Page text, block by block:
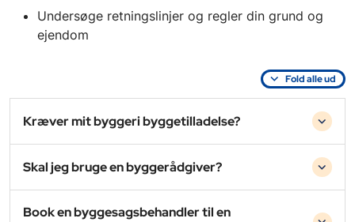
Undersøge retningslinjer og regler din grund og
ejendom
Fold alle ud
Kræver mit byggeri byggetilladelse?
Skal jeg bruge en byggerådgiver?
Book en byggesagsbehandler til en